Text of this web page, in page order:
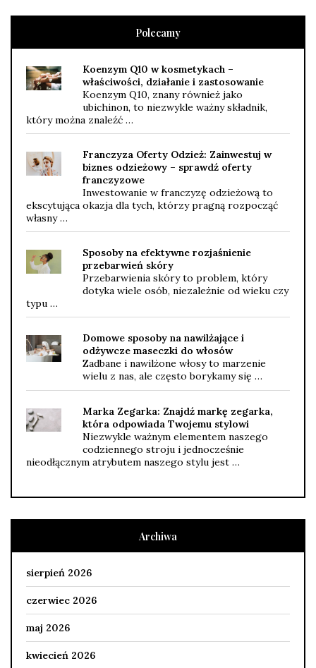
Polecamy
Koenzym Q10 w kosmetykach –
właściwości, działanie i zastosowanie
Koenzym Q10, znany również jako
ubichinon, to niezwykle ważny składnik,
który można znaleźć …
Franczyza Oferty Odzież: Zainwestuj w
biznes odzieżowy – sprawdź oferty
franczyzowe
Inwestowanie w franczyzę odzieżową to
ekscytująca okazja dla tych, którzy pragną rozpocząć
własny …
Sposoby na efektywne rozjaśnienie
przebarwień skóry
Przebarwienia skóry to problem, który
dotyka wiele osób, niezależnie od wieku czy
typu …
Domowe sposoby na nawilżające i
odżywcze maseczki do włosów
Zadbane i nawilżone włosy to marzenie
wielu z nas, ale często borykamy się …
Marka Zegarka: Znajdź markę zegarka,
która odpowiada Twojemu stylowi
Niezwykle ważnym elementem naszego
codziennego stroju i jednocześnie
nieodłącznym atrybutem naszego stylu jest …
Archiwa
sierpień 2026
czerwiec 2026
maj 2026
kwiecień 2026